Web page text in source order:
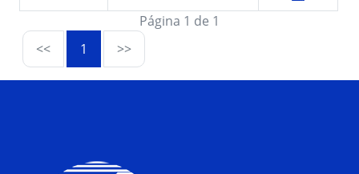
Página 1 de 1
<<
1 >>